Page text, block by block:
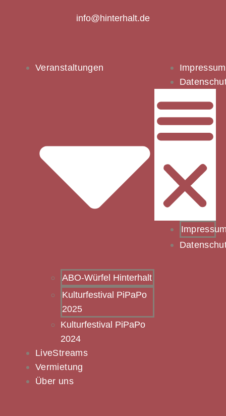
info@hinterhalt.de
Veranstaltungen
ABO-Würfel Hinterhalt
Kulturfestival PiPaPo
2025
Kulturfestival PiPaPo
2024
LiveStreams
Vermietung
Über uns
Impressum